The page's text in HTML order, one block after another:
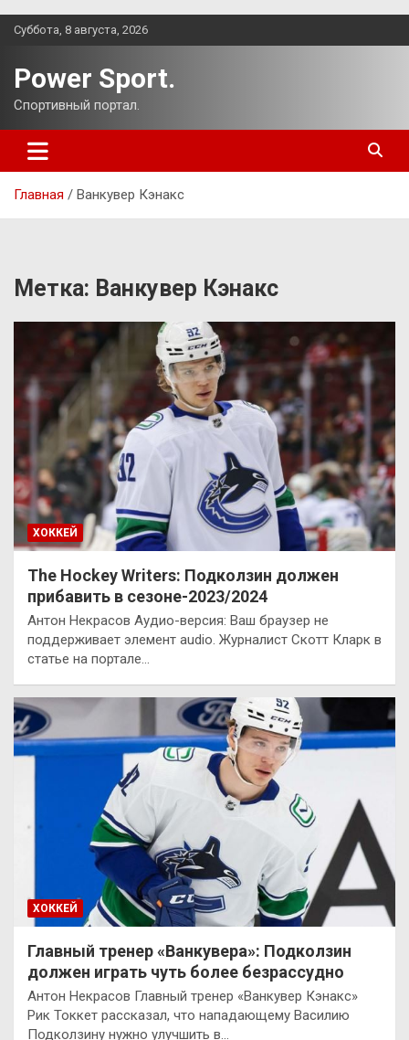
Перейти
Суббота, 8 августа, 2026
Power Sport.
Спортивный портал.
Главная Ванкувер Кэнакс
Метка: Ванкувер Кэнакс
ХОККЕЙ
The Hockey Writers: Подколзин должен
прибавить в сезоне-2023/2024
Антон Некрасов Аудио-версия: Ваш браузер не
поддерживает элемент audio. Журналист Скотт Кларк в
статье на портале…
ХОККЕЙ
Главный тренер «Ванкувера»: Подколзин
должен играть чуть более безрассудно
Антон Некрасов Главный тренер «Ванкувер Кэнакс»
Рик Токкет рассказал, что нападающему Василию
Подколзину нужно улучшить в…